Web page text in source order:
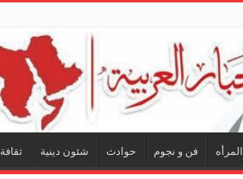
المرأه فن و نجوم حوادث شئون دينية ثقافة